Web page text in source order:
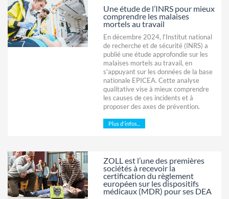
Une étude de l’INRS pour mieux
comprendre les malaises
mortels au travail
En décembre 2024, l'Institut national
de recherche et de sécurité (INRS) a
publié une étude approfondie sur les
malaises mortels au travail, en
s'appuyant sur les données de la base
nationale EPICEA. Cette analyse
qualitative vise à mieux comprendre
les causes de ces incidents et à
proposer des axes de prévention.
Plus d'infos...
ZOLL est l’une des premières
sociétés à recevoir la
certification du règlement
européen sur les dispositifs
médicaux (MDR) pour ses DEA